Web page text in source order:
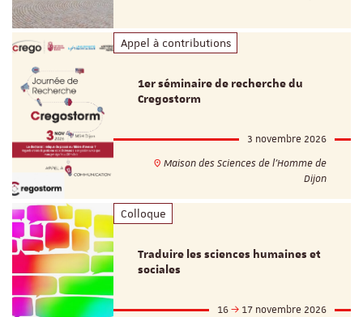
Appel à contributions
1er séminaire de recherche du
Cregostorm
3 novembre 2026
Maison des Sciences de l'Homme de
Dijon
Colloque
Traduire les sciences humaines et
sociales
16
17 novembre 2026